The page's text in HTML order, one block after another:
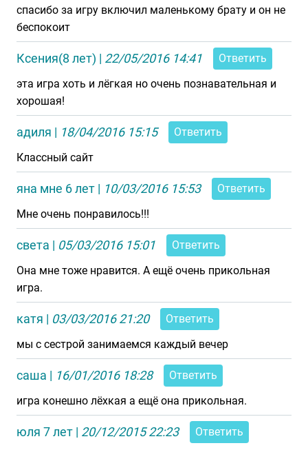
спасибо за игру включил маленькому брату и он не
беспокоит
Ксения(8 лет) | 22/05/2016 14:41
Ответить
эта игра хоть и лёгкая но очень познавательная и
хорошая!
адиля | 18/04/2016 15:15
Ответить
Классный сайт
яна мне 6 лет | 10/03/2016 15:53
Ответить
Мне очень понравилось!!!
света | 05/03/2016 15:01
Ответить
Она мне тоже нравится. А ещё очень прикольная
игра.
катя | 03/03/2016 21:20
Ответить
мы с сестрой занимаемся каждый вечер
саша | 16/01/2016 18:28
Ответить
игра конешно лёхкая а ещё она прикольная.
юля 7 лет | 20/12/2015 22:23
Ответить